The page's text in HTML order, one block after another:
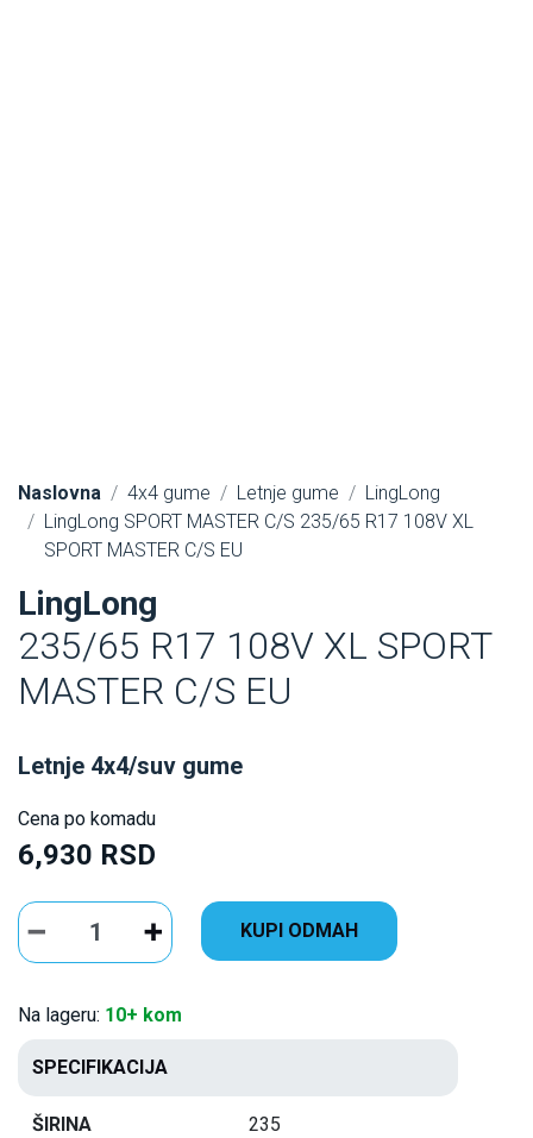
Naslovna 4x4 gume Letnje gume
LingLong
LingLong SPORT MASTER C/S 235/65 R17 108V XL
SPORT MASTER C/S EU
LingLong
235/65 R17 108V XL SPORT
MASTER C/S EU
Letnje 4x4/suv gume
Cena po komadu
6,930 RSD
KUPI ODMAH
Na lageru: 10+ kom
SPECIFIKACIJA
ŠIRINA 235